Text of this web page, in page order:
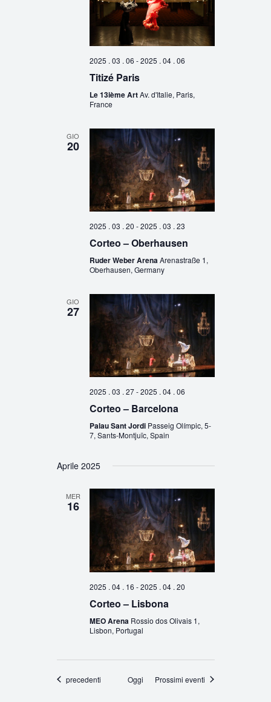
2025 . 03 . 06 -2025 . 04 . 06
Titizé Paris
Le 13ième ArtAv. d'Italie, Paris,
France
GIO
20
2025 . 03 . 20 -2025 . 03 . 23
Corteo – Oberhausen
Ruder Weber ArenaArenastraße 1,
Oberhausen, Germany
GIO
27
2025 . 03 . 27-2025 . 04 . 06
Corteo – Barcelona
Palau Sant Jordi Passeig Olímpic, 5-
7, Sants-Montjuïc, Spain
Aprile 2025
MER
16
2025 . 04 . 16 -2025 . 04 . 20
Corteo – Lisbona
MEO Arena Rossio dos Olivais 1,
Lisbon, Portugal
Eventi
precedenti Oggi Prossimi eventi